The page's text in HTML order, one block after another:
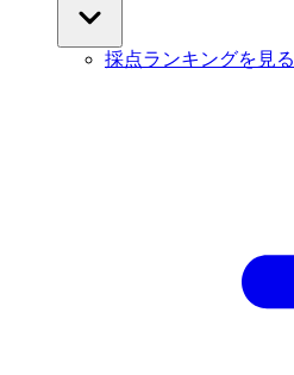
採点ランキングを見る